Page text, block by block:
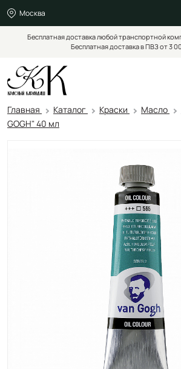
Москва
Бесплатная доставка любой транспортной
Бесплатная доставка в ПВЗ от 3
Главная Каталог Краски Масло
GOGH" 40 мл